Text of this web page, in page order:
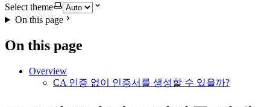
Select theme
On this page
On this page
Overview
CA 인증 없이 인증서를 생성할 수 있을까?